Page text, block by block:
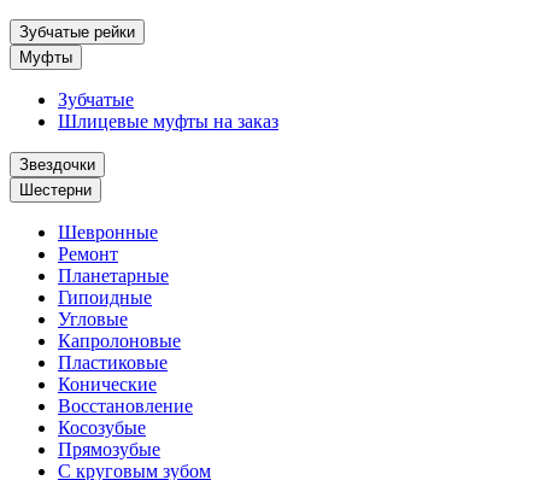
Зубчатые рейки
Муфты
Зубчатые
Шлицевые муфты на заказ
Звездочки
Шестерни
Шевронные
Ремонт
Планетарные
Гипоидные
Угловые
Капролоновые
Пластиковые
Конические
Восстановление
Косозубые
Прямозубые
С круговым зубом